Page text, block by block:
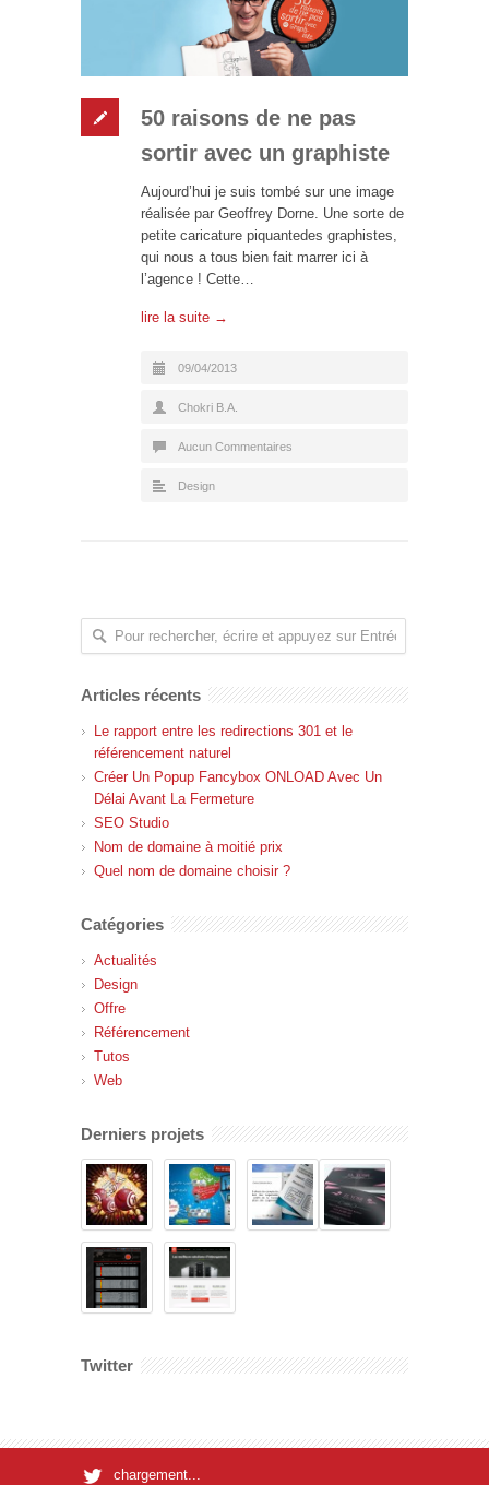
50 raisons de ne pas
sortir avec un graphiste
Aujourd’hui je suis tombé sur une image
réalisée par Geoffrey Dorne. Une sorte de
petite caricature piquantedes graphistes,
qui nous a tous bien fait marrer ici à
l’agence ! Cette…
lire la suite →
09/04/2013
Chokri B.A.
Aucun Commentaires
Design
Articles récents
Le rapport entre les redirections 301 et le
référencement naturel
Créer Un Popup Fancybox ONLOAD Avec Un
Délai Avant La Fermeture
SEO Studio
Nom de domaine à moitié prix
Quel nom de domaine choisir ?
Catégories
Actualités
Design
Offre
Référencement
Tutos
Web
Derniers projets
Twitter
chargement...